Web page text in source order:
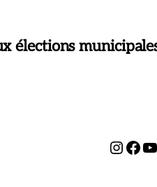
élections